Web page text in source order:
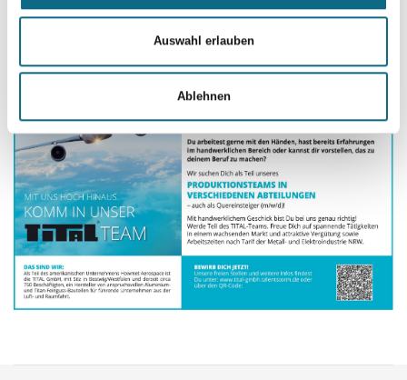
Auswahl erlauben
Ablehnen
Starke Perspektiven in einem wachsenden Markt ...